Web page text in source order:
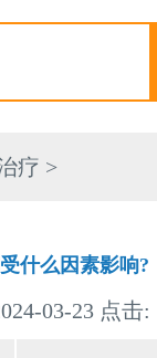
疗 >
什么因素影响?
03-23 点击: